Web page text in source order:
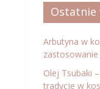
Ostatnie
Arbutyna w
zastosowanie
Olej Tsubaki
tradycje w